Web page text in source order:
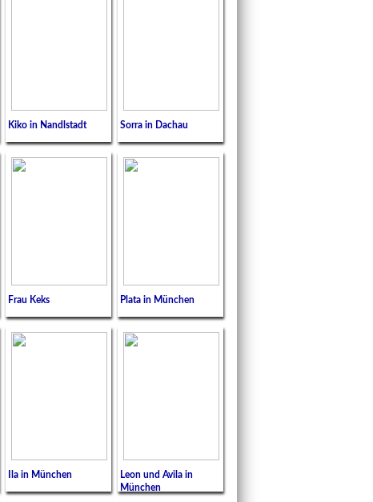
Kiko in Nandlstadt Sorra in Dachau
Frau Keks Plata in München
Ila in München
Leon und Avila in
München